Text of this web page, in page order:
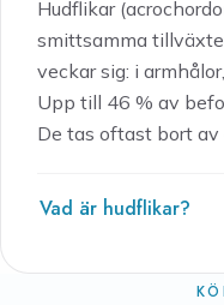
Hudflikar
smittsamma
veckar sig: i
Upp till 46 % av
De tas oftast bort
Vad är hudflikar?